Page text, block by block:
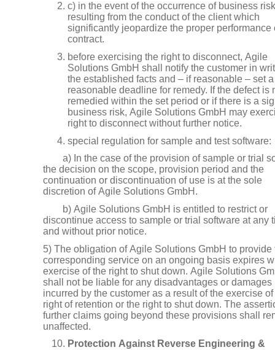
c) in the event of the occurrence of business
resulting from the conduct of the client which
significantly jeopardize the proper performance
contract.
before exercising the right to disconnect, Agile
Solutions GmbH shall notify the customer in
the established facts and – if reasonable – set a
reasonable deadline for remedy. If the defect is
remedied within the set period or if there is a
business risk, Agile Solutions GmbH may
right to disconnect without further notice.
special regulation for sample and test software:
a) In the case of the provision of sample or trial
the decision on the scope, provision period and the
continuation or discontinuation of use is at the sole
discretion of Agile Solutions GmbH.
b) Agile Solutions GmbH is entitled to restrict or
discontinue access to sample or trial software at any
and without prior notice.
5) The obligation of Agile Solutions GmbH to provide
corresponding service on an ongoing basis expires
exercise of the right to shut down. Agile Solutions
shall not be liable for any disadvantages or damages
incurred by the customer as a result of the exercise of
right of retention or the right to shut down. The
further claims going beyond these provisions shall
unaffected.
Protection Against Reverse Engineering &